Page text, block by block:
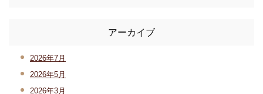
アーカイブ
2026年7月
2026年5月
2026年3月